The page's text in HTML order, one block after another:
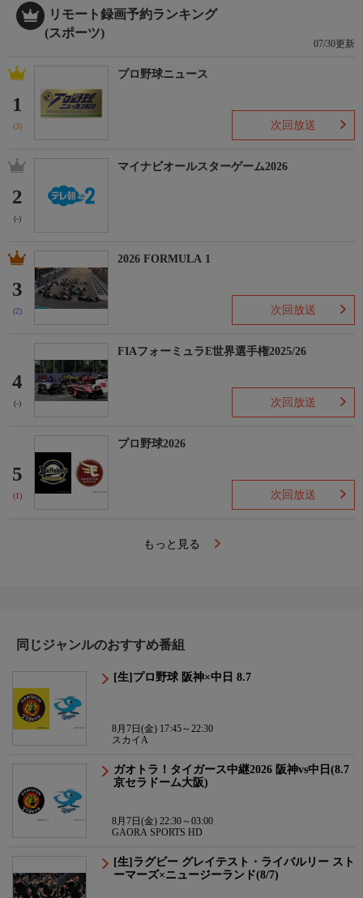
リモート録画予約ランキング
(スポーツ)
07/30更新
1
(3)
プロ野球ニュース
次回放送
2
(-)
マイナビオールスターゲーム2026
3
(2)
2026 FORMULA 1
次回放送
4
(-)
FIAフォーミュラE世界選手権2025/26
次回放送
5
(1)
プロ野球2026
次回放送
もっと見る
同じジャンルのおすすめ番組
[生]プロ野球 阪神×中日 8.7
8月7日(金) 17:45～22:30
スカイA
ガオトラ！タイガース中継2026 阪神vs中日(8.7
京セラドーム大阪)
8月7日(金) 22:30～03:00
GAORA SPORTS HD
[生]ラグビー グレイテスト・ライバルリー スト
ーマーズ×ニュージーランド(8/7)